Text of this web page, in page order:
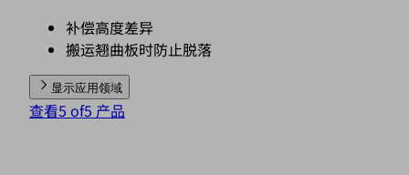
补偿高度差异
搬运翘曲板时防止脱落
显示应用领域
查看5 of5 产品